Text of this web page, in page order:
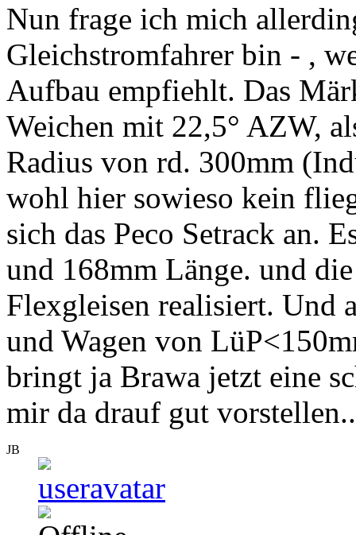
Nun frage ich mich
Gleichstromfahrer bin - ,
Aufbau empfiehlt. Das
Weichen mit 22,5° AZW,
Radius von rd. 300mm
wohl hier sowieso kein
sich das Peco Setrack an.
und 168mm Länge. und
Flexgleisen realisiert. Und
und Wagen von
bringt ja Brawa jetzt eine
mir da drauf gut
JB